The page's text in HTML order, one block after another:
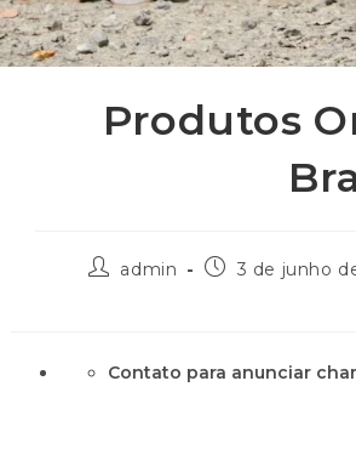
Produtos
admin 3 de junho
Contato para anunciar